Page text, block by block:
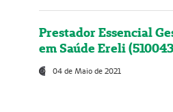
Prestador Essencial
em Saúde Ereli
04 de Maio de 2021